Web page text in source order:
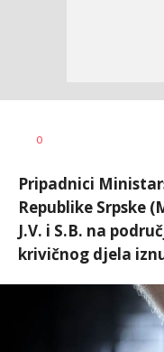
AUTOR
0
Pripadnici
Republike Srpske
J.V. i S.B. na
krivičnog djela